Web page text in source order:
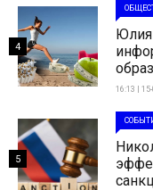
16:13 |
4
5